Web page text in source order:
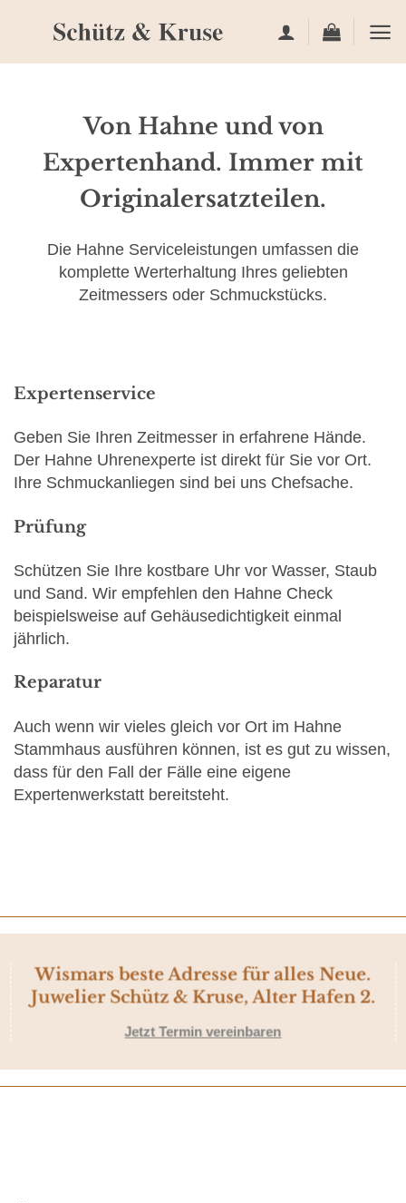
Von Hahne und von
Expertenhand. Immer mit
Original­ersatz­teilen.
Die Hahne Serviceleistungen umfassen die
komplette Werterhaltung Ihres geliebten
Zeitmessers oder Schmuckstücks.
Expertenservice
Geben Sie Ihren Zeitmesser in erfahrene Hände.
Der Hahne Uhrenexperte ist direkt für Sie vor Ort.
Ihre Schmuckanliegen sind bei uns Chefsache.
Prüfung
Schützen Sie Ihre kostbare Uhr vor Wasser, Staub
und Sand. Wir empfehlen den Hahne Check
beispielsweise auf Gehäusedichtigkeit einmal
jährlich.
Reparatur
Auch wenn wir vieles gleich vor Ort im Hahne
Stammhaus ausführen können, ist es gut zu wissen,
dass für den Fall der Fälle eine eigene
Expertenwerkstatt bereitsteht.
Wismars beste Adresse für alles Neue.
Juwelier Schütz & Kruse, Alter Hafen 2.
Jetzt Termin vereinbaren